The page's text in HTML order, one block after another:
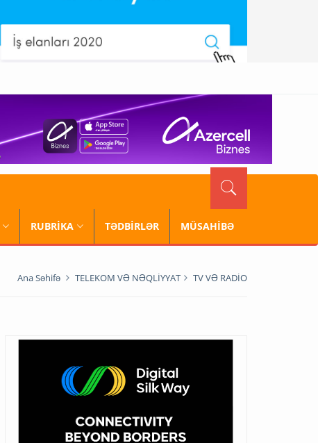
RUBRİKA TƏDBİRLƏR MÜSAHİBƏ
Ana Səhifə TELEKOM VƏ NƏQLİYYAT TV VƏ RADİO